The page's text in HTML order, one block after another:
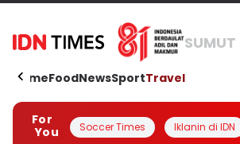
SUMUT
HomeFoodNewsSportTravel
For
You
Soccer Times Iklanin di IDN